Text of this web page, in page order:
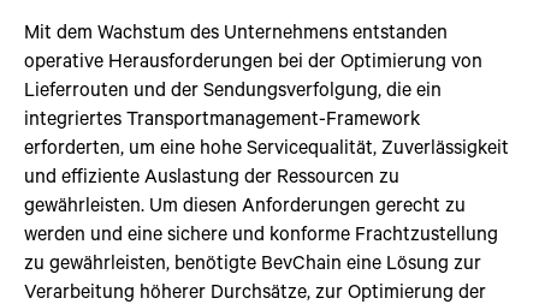
Mit dem Wachstum des Unternehmens entstanden
operative Herausforderungen bei der Optimierung von
Lieferrouten und der Sendungsverfolgung, die ein
integriertes Transportmanagement-Framework
erforderten, um eine hohe Servicequalität, Zuverlässigkeit
und effiziente Auslastung der Ressourcen zu
gewährleisten. Um diesen Anforderungen gerecht zu
werden und eine sichere und konforme Frachtzustellung
zu gewährleisten, benötigte BevChain eine Lösung zur
Verarbeitung höherer Durchsätze, zur Optimierung der